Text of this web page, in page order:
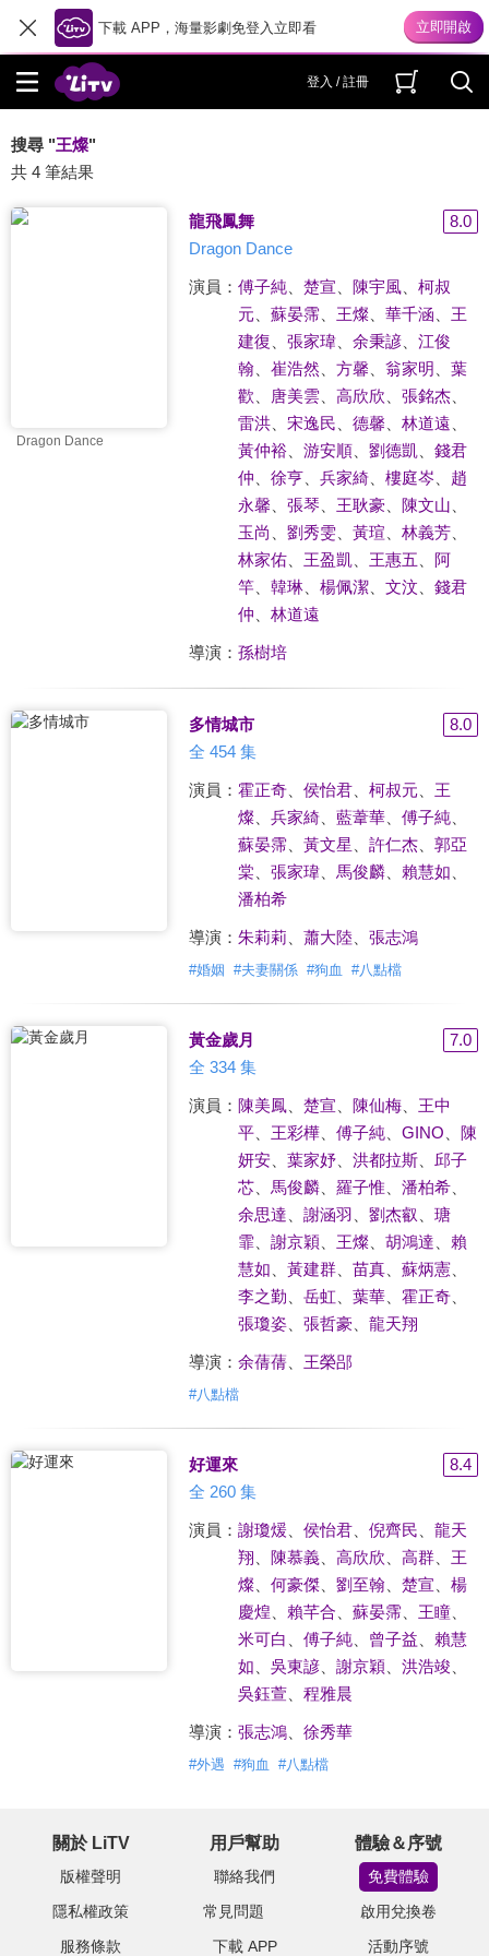
下載 APP，海量影劇免登入立即看
登入 / 註冊
搜尋 "王燦"
共 4 筆結果
Dragon Dance
龍飛鳳舞
8.0
Dragon Dance
演員： 傅子純、 楚宣 陳宇風、 柯叔
元、 蘇晏霈、 王燦、 華千涵
王
建復
張家瑋、 余秉諺、 江俊
翰
崔浩然 方馨 翁家明
葉
歡
唐美雲、 高欣欣 張銘杰、
雷洪、 宋逸民 德馨 林道遠
黃仲裕、 游安順、 劉德凱
錢君
仲
徐亨、 兵家綺、 樓庭岑
趙
永馨
張琴 王耿豪 陳文山
玉尚
劉秀雯、 黃瑄 林義芳、
林家佑、 王盈凱 王惠五
阿
竿、 韓琳、 楊佩潔、 文汶
錢君
仲
林道遠
導演： 孫樹培
多情城市
8.0
全 454 集
演員： 霍正奇、 侯怡君、 柯叔元、 王
燦、 兵家綺、 藍葦華、 傅子純、
蘇晏霈、 黃文星 許仁杰、 郭亞
棠
張家瑋、 馬俊麟、 賴慧如
潘柏希
導演： 朱莉莉 蕭大陸、 張志鴻
#婚姻 #夫妻關係 #狗血 #八點檔
黃金歲月
7.0
全 334 集
演員： 陳美鳳、 楚宣 陳仙梅、 王中
平、 王彩樺、 傅子純、 GINO
陳
妍安、 葉家妤、 洪都拉斯、 邱子
芯、 馬俊麟、 羅子惟 潘柏希、
余思達
謝涵羽 劉杰叡
瑭
霏、 謝京穎 王燦、 胡鴻達
賴
慧如
黃建群、 苗真、 蘇炳憲、
李之勤
岳虹、 葉華、 霍正奇、
張瓊姿、 張哲豪 龍天翔
導演： 余蒨蒨、 王榮郘
#八點檔
好運來
8.4
全 260 集
演員： 謝瓊煖、 侯怡君、 倪齊民
龍天
翔
陳慕義、 高欣欣 高群、 王
燦、 何豪傑、 劉至翰 楚宣
楊
慶煌
賴芊合 蘇晏霈、 王瞳、
米可白
傅子純、 曾子益
賴慧
如
吳東諺、 謝京穎 洪浩竣
吳鈺萱、 程雅晨
導演： 張志鴻、 徐秀華
#外遇 #狗血 #八點檔
關於 LiTV
版權聲明
隱私權政策
服務條款
用戶幫助
聯絡我們
常見問題
下載 APP
體驗＆序號
免費體驗
啟用兌換卷
活動序號